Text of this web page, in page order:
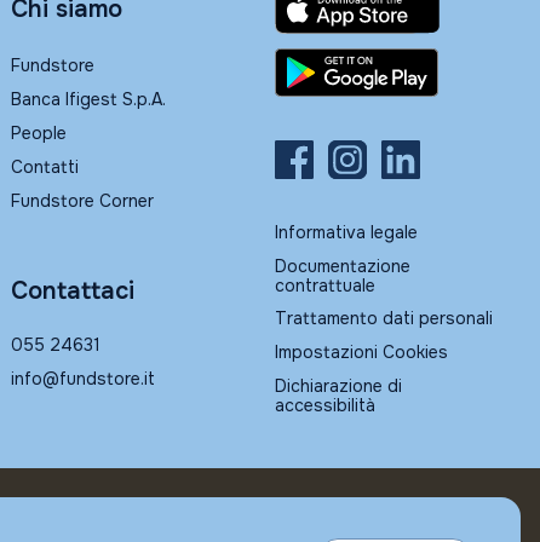
Chi siamo
Fundstore
Banca Ifigest S.p.A.
People
Contatti
Fundstore Corner
Contattaci
055 24631
info@fundstore.it
Informativa legale
Documentazione
contrattuale
Trattamento dati personali
Impostazioni Cookies
Dichiarazione di
accessibilità